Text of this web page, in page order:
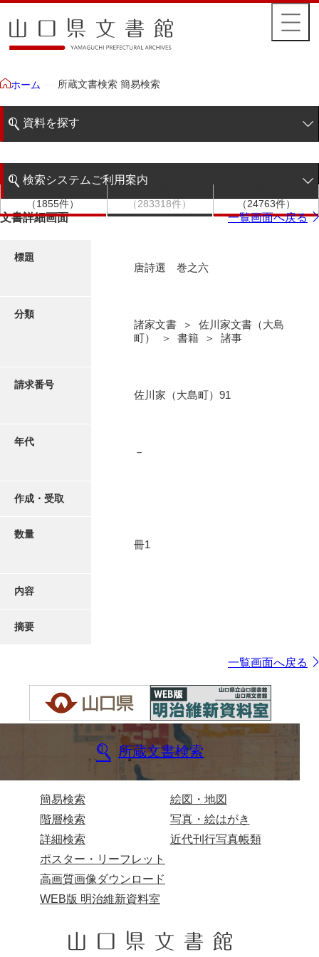
ホーム 所蔵文書検索 簡易検索
資料を探す
階層検索
写真・絵はがき
検索システムご利用案内
検索システムの利用について
（1855件）
（283318件）
（24763件）
文書詳細画面 一覧画面へ戻る
標題
唐詩選 巻之六
分類
諸家文書 ＞ 佐川家文書（大島
町） ＞ 書籍 ＞ 諸事
請求番号
佐川家（大島町）91
年代
－
作成・受取
数量
冊1
内容
摘要
一覧画面へ戻る
所蔵文書検索
簡易検索
階層検索
詳細検索
絵図・地図
写真・絵はがき
近代刊行写真帳類
ポスター・リーフレット
高画質画像ダウンロード
WEB版 明治維新資料室